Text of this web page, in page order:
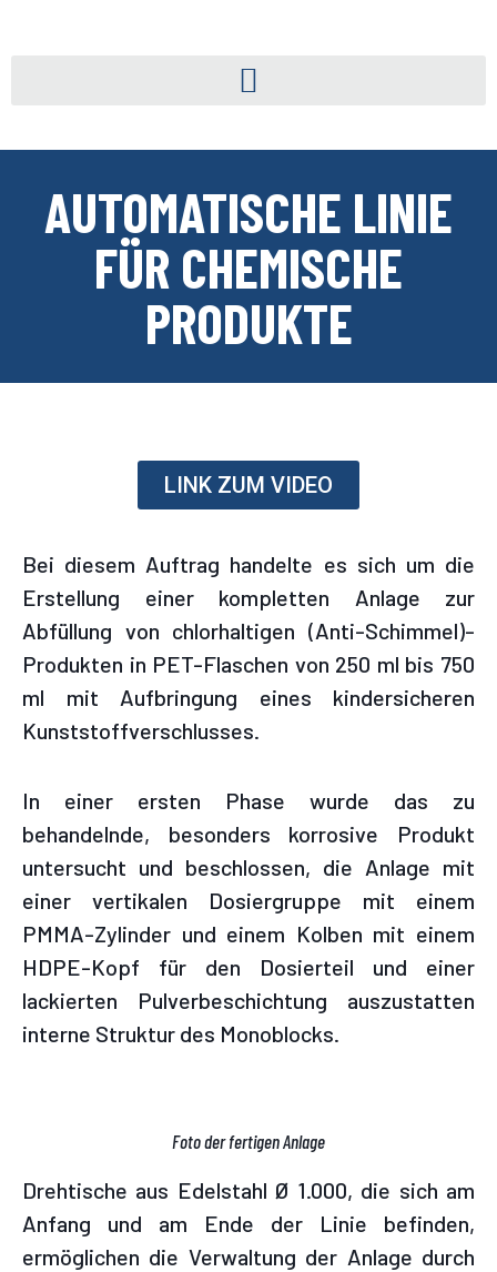
AUTOMATISCHE LINIE
FÜR CHEMISCHE
PRODUKTE
LINK ZUM VIDEO
Bei diesem Auftrag handelte es sich um die
Erstellung einer kompletten Anlage zur
Abfüllung von chlorhaltigen (Anti-Schimmel)-
Produkten in PET-Flaschen von 250 ml bis 750
ml mit Aufbringung eines kindersicheren
Kunststoffverschlusses.
In einer ersten Phase wurde das zu
behandelnde, besonders korrosive Produkt
untersucht und beschlossen, die Anlage mit
einer vertikalen Dosiergruppe mit einem
PMMA-Zylinder und einem Kolben mit einem
HDPE-Kopf für den Dosierteil und einer
lackierten Pulverbeschichtung auszustatten
interne Struktur des Monoblocks.
Foto der fertigen Anlage
Drehtische aus Edelstahl Ø 1.000, die sich am
Anfang und am Ende der Linie befinden,
ermöglichen die Verwaltung der Anlage durch